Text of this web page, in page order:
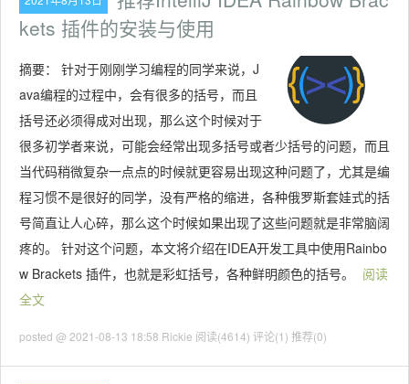
kets 插件的安装与使用
摘要： 针对于刚刚学习编程的同学来说，J
ava编程的过程中，会有很多的括号，而且
括号还必须得成对出现，那么这个时候对于
很多初学者来说，可能会经常出现多括号或者少括号的问题，而且
当代码稍微复杂一点点的时候就更容易出现这种问题了，尤其是编
程习惯不是很好的同学，没有严格的缩进，各种俄罗斯套娃式的括
号简直让人心碎，那么这个时候如果出现了这些问题就是非常脑阔
疼的。 针对这个问题，本文将介绍在IDEA开发工具中使用Rainbo
w Brackets 插件，也就是彩虹括号，各种鲜明颜色的括号。
阅读
全文
posted @ 2021-08-13 18:58 Rickie 阅读(4614) 评论(1) 推荐(0)